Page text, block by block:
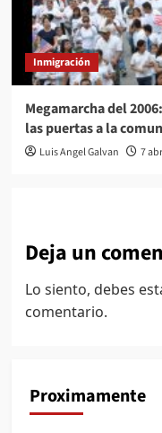
Inmigración
Megamarcha del
las puertas a la
Luis Angel Galvan 7
Deja un
Lo siento, debes
comentario.
Proximamente